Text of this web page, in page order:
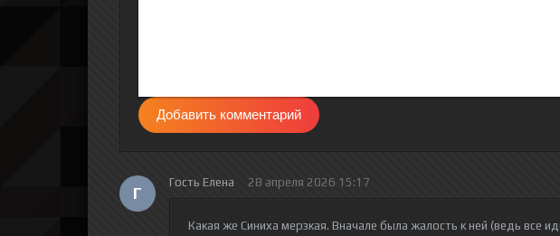
Добавить комментарий
Г
Гость Елена 28 апреля 2026 15:17
Какая же Синиха мерзкая. Вначале была жалость к ней (ведь все